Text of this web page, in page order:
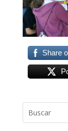
Share